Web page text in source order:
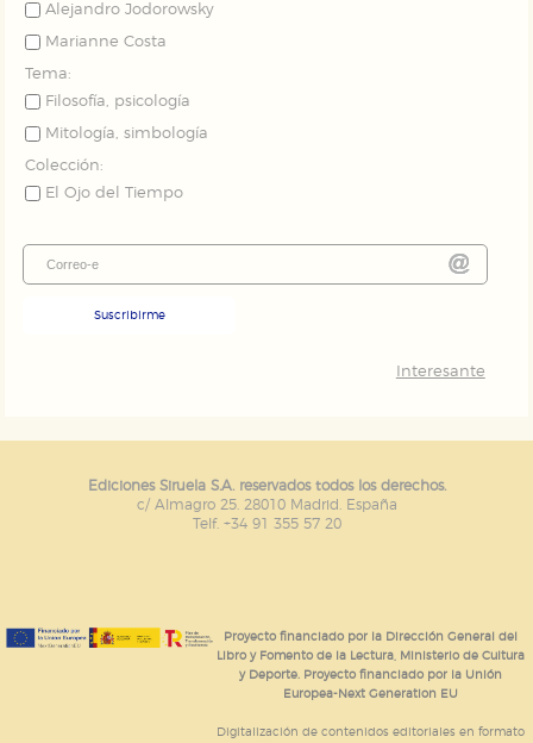
Alejandro Jodorowsky
Marianne Costa
Tema:
Filosofía, psicología
Mitología, simbología
Colección:
El Ojo del Tiempo
Suscribirme
Interesante
Ediciones Siruela S.A. reservados todos los derechos.
c/ Almagro 25. 28010 Madrid. España
Telf. +34 91 355 57 20
Proyecto financiado por la Dirección General del
Libro y Fomento de la Lectura, Ministerio de Cultura
y Deporte. Proyecto financiado por la Unión
Europea-Next Generation EU
Digitalización de contenidos editoriales en formato